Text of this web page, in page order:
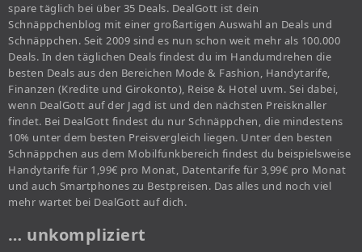
spare täglich bei über 35 Deals. DealGott ist dein
Schnäppchenblog mit einer großartigen Auswahl an Deals und
Schnäppchen. Seit 2009 sind es nun schon weit mehr als 100.000
Deals. In den täglichen Deals findest du im Handumdrehen die
besten Deals aus den Bereichen Mode & Fashion, Handytarife,
Finanzen (Kredite und Girokonto), Reise & Hotel uvm. Sei dabei,
wenn DealGott auf der Jagd ist und den nächsten Preisknaller
findet. Bei DealGott findest du nur Schnäppchen, die mindestens
10% unter dem besten Preisvergleich liegen. Unter den besten
Schnäppchen aus dem Mobilfunkbereich findest du beispielsweise
Handytarife für 1,99€ pro Monat, Datentarife für 3,99€ pro Monat
und auch Smartphones zu Bestpreisen. Das alles und noch viel
mehr wartet bei DealGott auf dich.
… unkompliziert